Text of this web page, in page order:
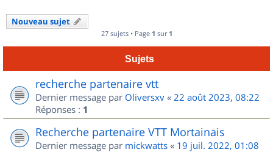
Nouveau sujet
27 sujets • Page 1 sur 1
Sujets
recherche partenaire vtt
Dernier message par Oliversxv « 22 août 2023, 08:22
Réponses : 1
Recherche partenaire VTT Mortainais
Dernier message par mickwatts « 19 juil. 2022, 01:08